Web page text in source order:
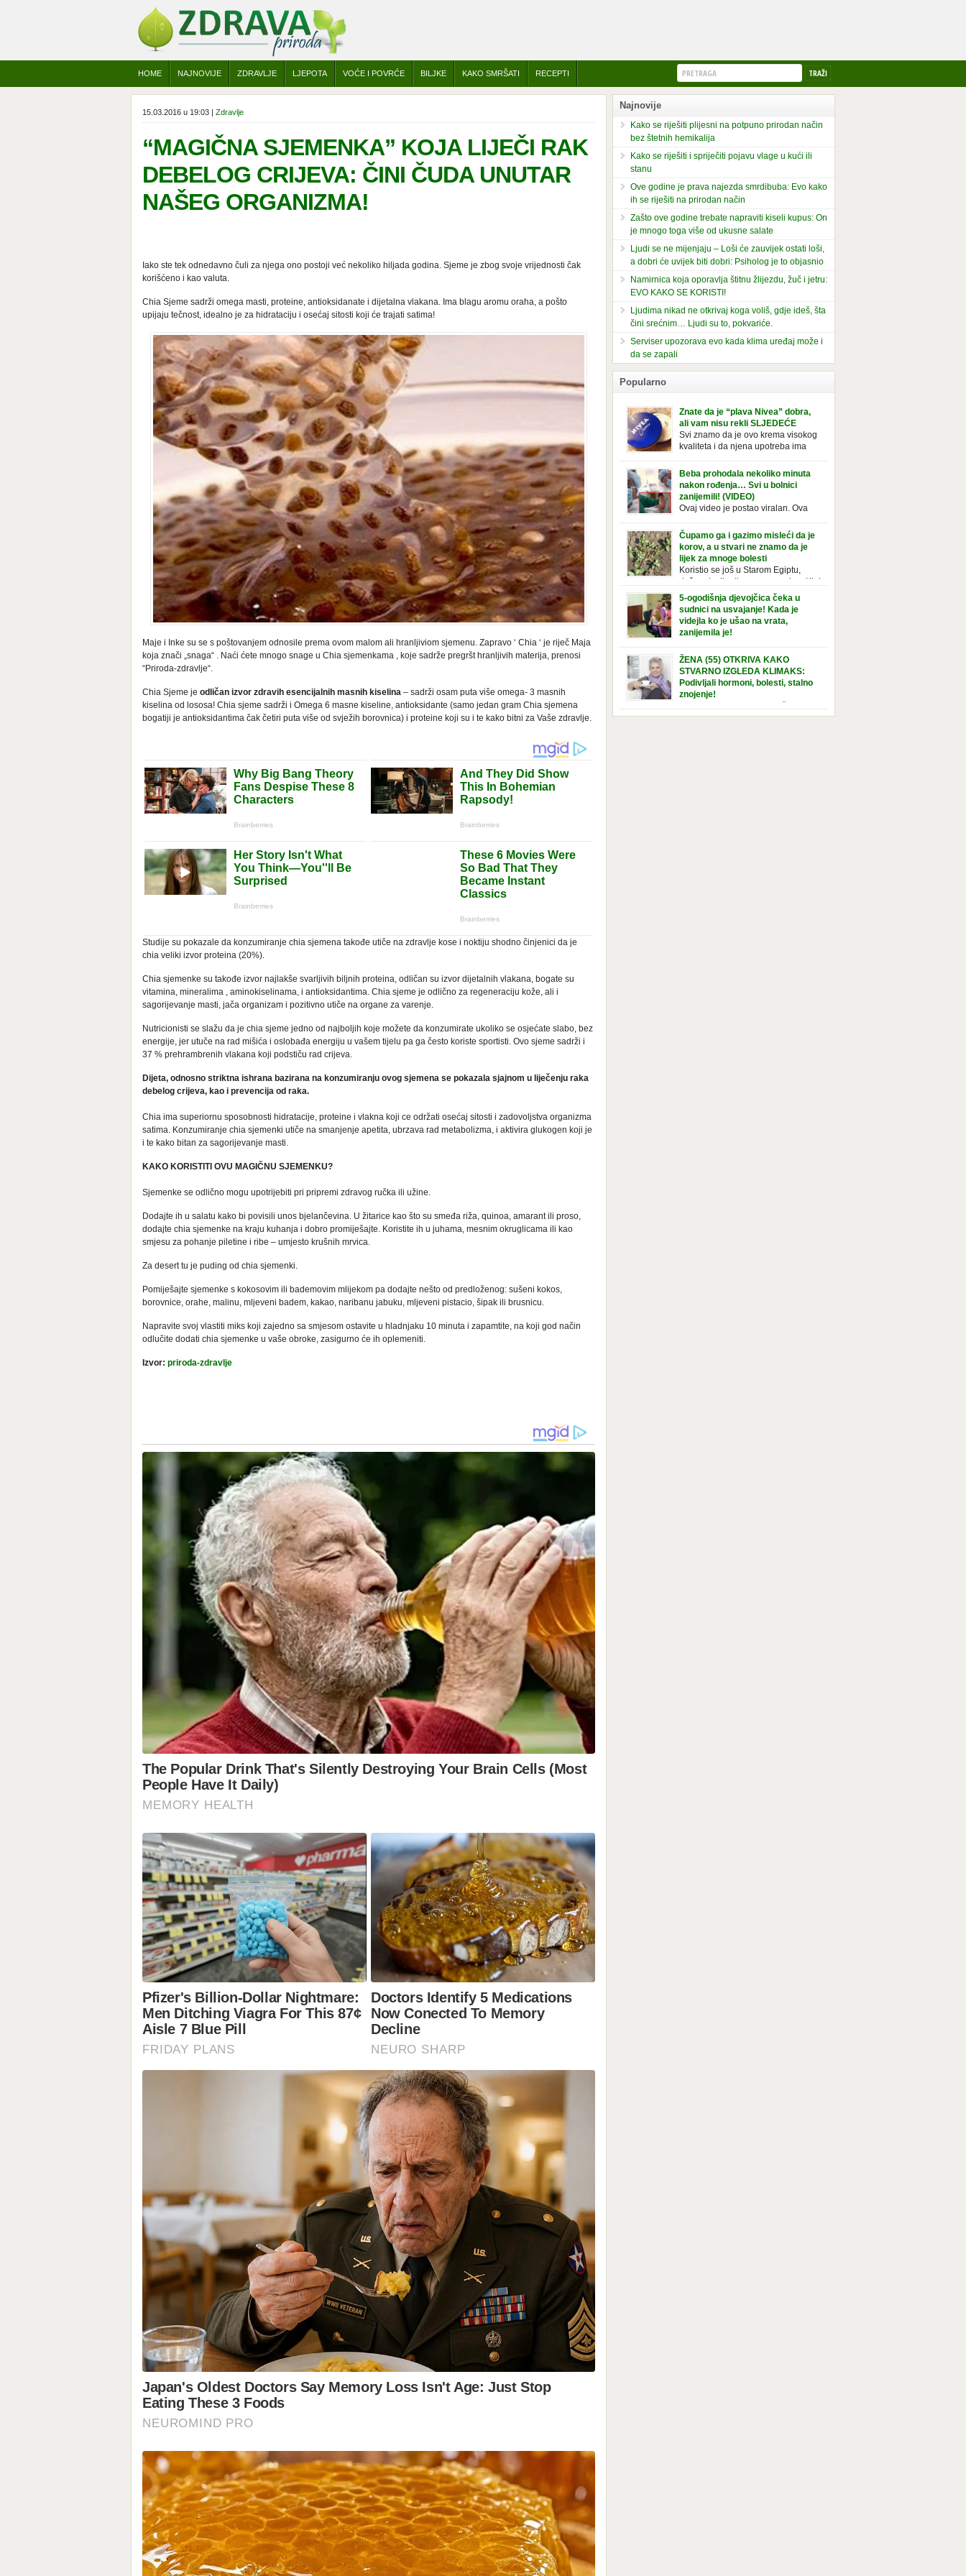
HOME NAJNOVIJE ZDRAVLJE LJEPOTA VOĆE I POVRĆE BILJKE KAKO SMRŠATI RECEPTI
15.03.2016 u 19:03 | Zdravlje
“MAGIČNA SJEMENKA” KOJA LIJEČI RAK
DEBELOG CRIJEVA: ČINI ČUDA UNUTAR
NAŠEG ORGANIZMA!
Iako ste tek odnedavno čuli za njega ono postoji već nekoliko hiljada godina. Sjeme je zbog svoje vrijednosti čak
korišćeno i kao valuta.
Chia Sjeme sadrži omega masti, proteine, antioksidanate i dijetalna vlakana. Ima blagu aromu oraha, a pošto
upijaju tečnost, idealno je za hidrataciju i osećaj sitosti koji će trajati satima!
Maje i Inke su se s poštovanjem odnosile prema ovom malom ali hranljiviom sjemenu. Zapravo ‘ Chia ‘ je riječ Maja
koja znači „snaga“ . Naći ćete mnogo snage u Chia sjemenkama , koje sadrže pregršt hranljivih materija, prenosi
“Priroda-zdravlje“.
Chia Sjeme je odličan izvor zdravih esencijalnih masnih kiselina – sadrži osam puta više omega- 3 masnih
kiselina od lososa! Chia sjeme sadrži i Omega 6 masne kiseline, antioksidante (samo jedan gram Chia sjemena
bogatiji je antioksidantima čak četiri puta više od svježih borovnica) i proteine koji su i te kako bitni za Vaše zdravlje.
Studije su pokazale da konzumiranje chia sjemena takođe utiče na zdravlje kose i noktiju shodno činjenici da je
chia veliki izvor proteina (20%).
Chia sjemenke su takođe izvor najlakše svarljivih biljnih proteina, odličan su izvor dijetalnih vlakana, bogate su
vitamina, mineralima , aminokiselinama, i antioksidantima. Chia sjeme je odlično za regeneraciju kože, ali i
sagorijevanje masti, jača organizam i pozitivno utiče na organe za varenje.
Nutricionisti se slažu da je chia sjeme jedno od najboljih koje možete da konzumirate ukoliko se osjećate slabo, bez
energije, jer utuče na rad mišića i oslobađa energiju u vašem tijelu pa ga često koriste sportisti. Ovo sjeme sadrži i
37 % prehrambrenih vlakana koji podstiču rad crijeva.
Dijeta, odnosno striktna ishrana bazirana na konzumiranju ovog sjemena se pokazala sjajnom u liječenju raka
debelog crijeva, kao i prevencija od raka.
Chia ima superiornu sposobnosti hidratacije, proteine i vlakna koji ce održati osećaj sitosti i zadovoljstva organizma
satima. Konzumiranje chia sjemenki utiče na smanjenje apetita, ubrzava rad metabolizma, i aktivira glukogen koji je
i te kako bitan za sagorijevanje masti.
KAKO KORISTITI OVU MAGIČNU SJEMENKU?
Sjemenke se odlično mogu upotrijebiti pri pripremi zdravog ručka ili užine.
Dodajte ih u salatu kako bi povisili unos bjelančevina. U žitarice kao što su smeđa riža, quinoa, amarant ili proso,
dodajte chia sjemenke na kraju kuhanja i dobro promiješajte. Koristite ih u juhama, mesnim okruglicama ili kao
smjesu za pohanje piletine i ribe – umjesto krušnih mrvica.
Za desert tu je puding od chia sjemenki.
Pomiješajte sjemenke s kokosovim ili bademovim mlijekom pa dodajte nešto od predloženog: sušeni kokos,
borovnice, orahe, malinu, mljeveni badem, kakao, naribanu jabuku, mljeveni pistacio, šipak ili brusnicu.
Napravite svoj vlastiti miks koji zajedno sa smjesom ostavite u hladnjaku 10 minuta i zapamtite, na koji god način
odlučite dodati chia sjemenke u vaše obroke, zasigurno će ih oplemeniti.
Izvor: priroda-zdravlje
Najnovije
Kako se riješiti plijesni na potpuno prirodan način
bez štetnih hemikalija
Kako se riješiti i spriječiti pojavu vlage u kući ili
stanu
Ove godine je prava najezda smrdibuba: Evo kako
ih se riješiti na prirodan način
Zašto ove godine trebate napraviti kiseli kupus: On
je mnogo toga više od ukusne salate
Ljudi se ne mijenjaju – Loši će zauvijek ostati loši,
a dobri će uvijek biti dobri: Psiholog je to objasnio
Namirnica koja oporavlja štitnu žlijezdu, žuč i jetru:
EVO KAKO SE KORISTI!
Ljudima nikad ne otkrivaj koga voliš, gdje ideš, šta
čini srećnim… Ljudi su to, pokvariće.
Serviser upozorava evo kada klima uređaj može i
da se zapali
Popularno
Znate da je “plava Nivea” dobra,
ali vam nisu rekli SLJEDEĆE
Svi znamo da je ovo krema visokog
kvaliteta i da njena upotreba ima
sljedeće o njoj. Nivea krema u klasičnoj, plavoj
kutiji, prepoznatljivog mirisa i jednostavne
formule, jeste nezamenljiv inventar u kupatilima i
muškaraca i žena. Mnogi ljudi se ne odvajaju od
nje, pa je čak nose sa […]
Beba prohodala nekoliko minuta
nakon rođenja… Svi u bolnici
zanijemili! (VIDEO)
Ovaj video je postao viralan. Ova
korake. To je mnoge nasmijalo. Ovaj video je baš
neobičan. Ne viđamo baš često ovakve korake
kod novorođenih beba. Video je snimila babica,
pregledalo ga je preko 80 miliona ljudi. Ove
babice su ostale u čudu nakon što su vidjeli kako
Čupamo ga i gazimo misleći da je
korov, a u stvari ne znamo da je
lijek za mnoge bolesti
Koristio se još u Starom Egiptu,
duže od milenijuma se uzgaja u Kini
i Indiji, Francuzi od njega prave različita
tradicionalna jela i čorbe… Jedino mi gazimo po
njemu, čupamo ga i bacamo kao korov! Tušt je
jednogodišnji, ali vrlo uporan “korov” koji, ka­da
nam se jednom nastani u bašti ili dvorištu, teško
5-ogodišnja djevojčica čeka u
sudnici na usvajanje! Kada je
videjla ko je ušao na vrata,
zanijemila je!
zbrinuta u hraniteljskoj porodici. Sada, u svojoj 5.
godini, dočekala je momenat usvajanja, kada će
dobiti novu, stalnu porodicu. Ovaj dan je bio
veoma poseban za djevojčicu i njenu novu
porodicu, ali je uskoro postao još čarobniji,
ŽENA (55) OTKRIVA KAKO
STVARNO IZGLEDA KLIMAKS:
Podivljali hormoni, bolesti, stalno
znojenje!
“Bila sam slomljena, naslušala sam
se o tome da ću uskoro izgledati kao da imam